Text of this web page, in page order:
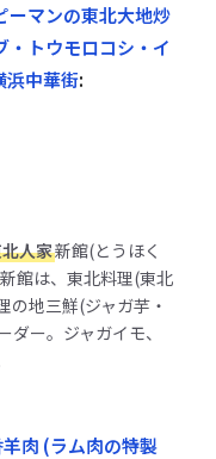
ーマンの東北大地炒
・トウモロコシ・イ
浜中華街:
人家新館(とうほく
新館は、東北料理(東北
の地三鮮(ジャガ芋・
ー。ジャガイモ、
肉 (ラム肉の特製